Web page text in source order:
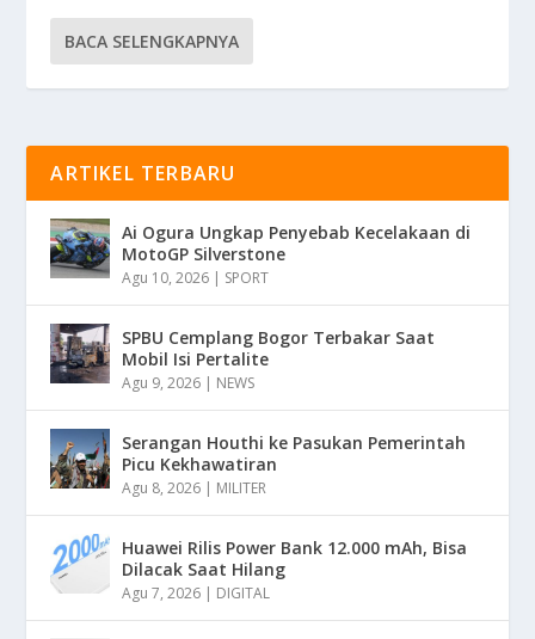
BACA SELENGKAPNYA
ARTIKEL TERBARU
Ai Ogura Ungkap Penyebab Kecelakaan di
MotoGP Silverstone
Agu 10, 2026 | SPORT
SPBU Cemplang Bogor Terbakar Saat
Mobil Isi Pertalite
Agu 9, 2026 | NEWS
Serangan Houthi ke Pasukan Pemerintah
Picu Kekhawatiran
Agu 8, 2026 | MILITER
Huawei Rilis Power Bank 12.000 mAh, Bisa
Dilacak Saat Hilang
Agu 7, 2026 | DIGITAL